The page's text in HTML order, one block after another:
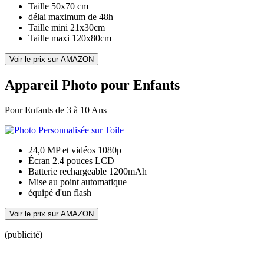
Taille 50x70 cm
délai maximum de 48h
Taille mini 21x30cm
Taille maxi 120x80cm
Voir le prix sur AMAZON
Appareil Photo pour Enfants
Pour Enfants de 3 à 10 Ans
24,0 MP et vidéos 1080p
Écran 2.4 pouces LCD
Batterie rechargeable 1200mAh
Mise au point automatique
équipé d'un flash
Voir le prix sur AMAZON
(publicité)